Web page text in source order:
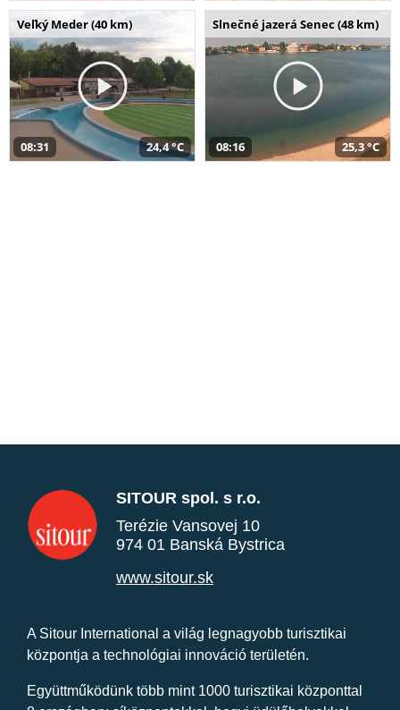
Veľký Meder (40 km)
08:31 24,4 °C
Slnečné jazerá Senec (48 km)
08:16 25,3 °C
SITOUR spol. s r.o.
Terézie Vansovej 10
974 01 Banská Bystrica
www.sitour.sk
A Sitour International a világ legnagyobb turisztikai
központja a technológiai innováció területén.
Együttműködünk több mint 1000 turisztikai központtal